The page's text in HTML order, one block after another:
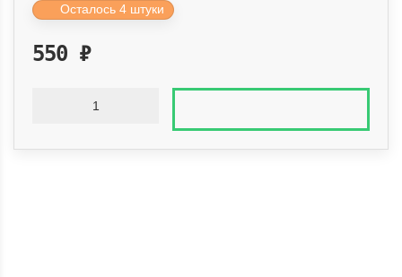
Осталось 4 штуки
550 ₽